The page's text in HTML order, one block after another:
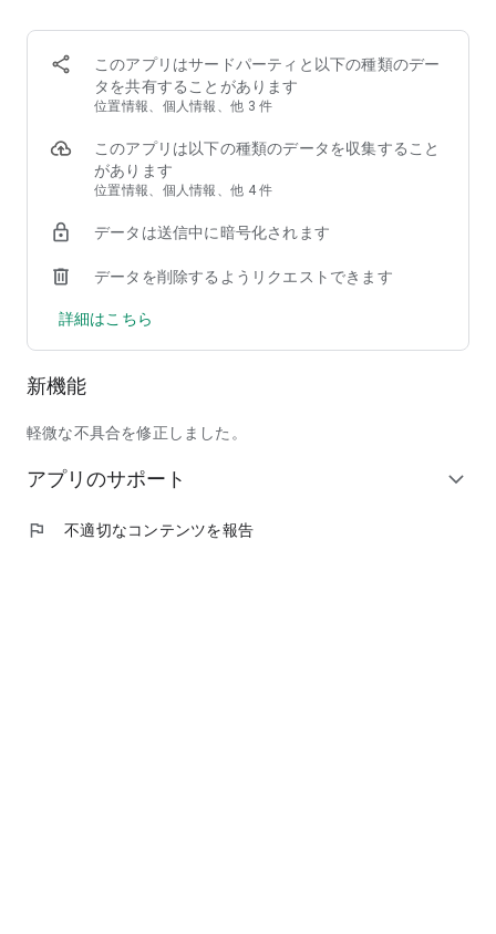
◆フードデリバリーアプリ menu（メニュー）が選ばれる3つ
の理由
①【お得なキャンペーン】初回クーポンのほか、店舗限定割
②【掲載店舗が豊富】馴染みのチェーン店から人気の行列店ま
で、加盟店舗は90,000店以上！
③【安心して注文できる】使いやすい＆わかりやすい操作画面
も安心！
◆ここだけの紹介！フードデリバリーアプリ menu（メニュ
◎人気商品割引などのキャンペーンを日々チェック！いつでも
お得に出前を注文しよう！
上のレストランを頼んじゃおう！
ゲット！
ーク中のランチもご家族とのディナーも毎日お得に美味しく楽
◎特別な日には、いつもは手を出せない高級店特集「至高の銘
店」をデリバリーで頼んで、自宅で最高の贅沢を味わおう！
このアプリはサードパーティと以下の種類のデー
タを共有することがあります
位置情報、個人情報、他 3 件
このアプリは以下の種類のデータを収集すること
があります
位置情報、個人情報、他 4 件
データは送信中に暗号化されます
データを削除するようリクエストできます
詳細はこちら
新機能
軽微な不具合を修正しました。
アプリのサポート expand_more
flag 不適切なコンテンツを報告